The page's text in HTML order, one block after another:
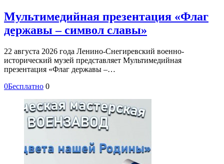
Мультимедийная презентация «Флаг
державы – символ славы»
22 августа 2026 года Ленино-Снегиревский военно-
исторический музей представляет Мультимедийная
презентация «Флаг державы –…
0Бесплатно 0